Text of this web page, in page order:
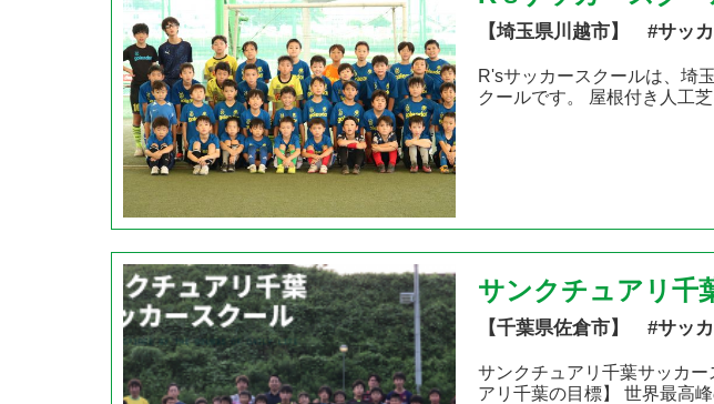
【埼玉県川越市】 #サッ
R'sサッカースクールは、埼
クールです。 屋根付き人工
サンクチュアリ千
【千葉県佐倉市】 #サッ
サンクチュアリ千葉サッカ
アリ千葉の目標】 世界最高